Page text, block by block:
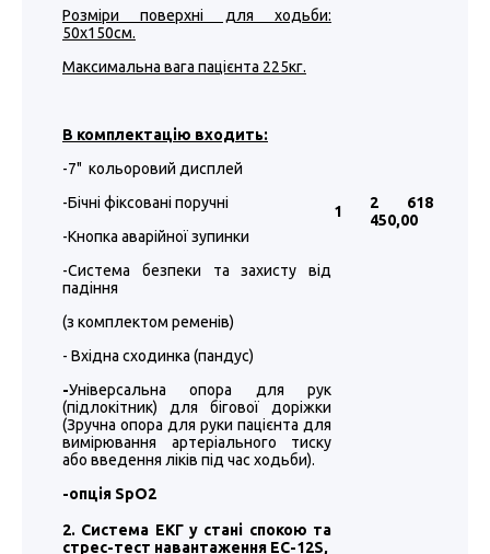
Розміри поверхні для ходьби:
50х150см.
Максимальна вага пацієнта 225кг.
В комплектацію входить:
-7" кольоровий дисплей
-Бічні фіксовані поручні
-Кнопка аварійної зупинки
-Система безпеки та захисту від
падіння
(з комплектом ременів)
- Вхідна сходинка (пандус)
-Універсальна опора для рук
(підлокітник) для бігової доріжки
(Зручна опора для руки пацієнта для
вимірювання артеріального тиску
або введення ліків під час ходьби).
-опція SpO2
1
2 618
450,00
2. Система ЕКГ у стані спокою та
стрес-тест навантаження EC-12S,